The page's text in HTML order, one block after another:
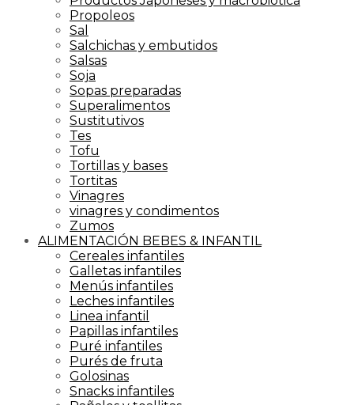
Propoleos
Sal
Salchichas y embutidos
Salsas
Soja
Sopas preparadas
Superalimentos
Sustitutivos
Tes
Tofu
Tortillas y bases
Tortitas
Vinagres
vinagres y condimentos
Zumos
ALIMENTACIÓN BEBES & INFANTIL
Cereales infantiles
Galletas infantiles
Menús infantiles
Leches infantiles
Linea infantil
Papillas infantiles
Puré infantiles
Purés de fruta
Golosinas
Snacks infantiles